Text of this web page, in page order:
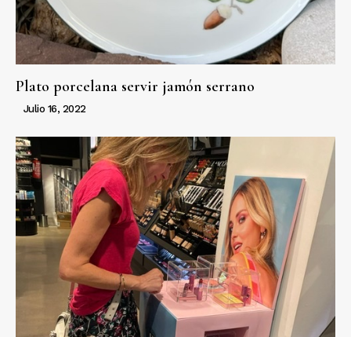
Plato porcelana servir jamón serrano
Julio 16, 2022